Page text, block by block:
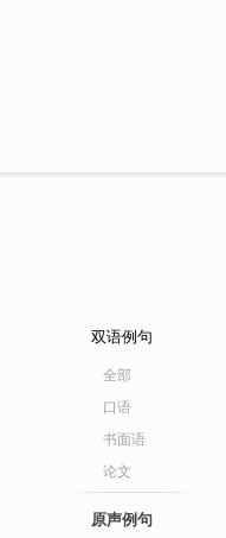
双语例句
全部
口语
书面语
论文
原声例句